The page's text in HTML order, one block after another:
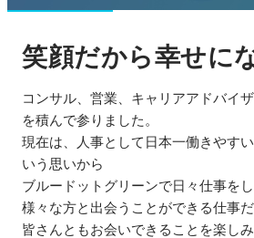
笑顔だから幸せに
コンサル、営業、キャリアアドバイ
を積んで参りました。
現在は、人事として日本一働きやす
いう思いから
ブルードットグリーンで日々仕事をし
様々な方と出会うことができる仕事
皆さんともお会いできることを楽し